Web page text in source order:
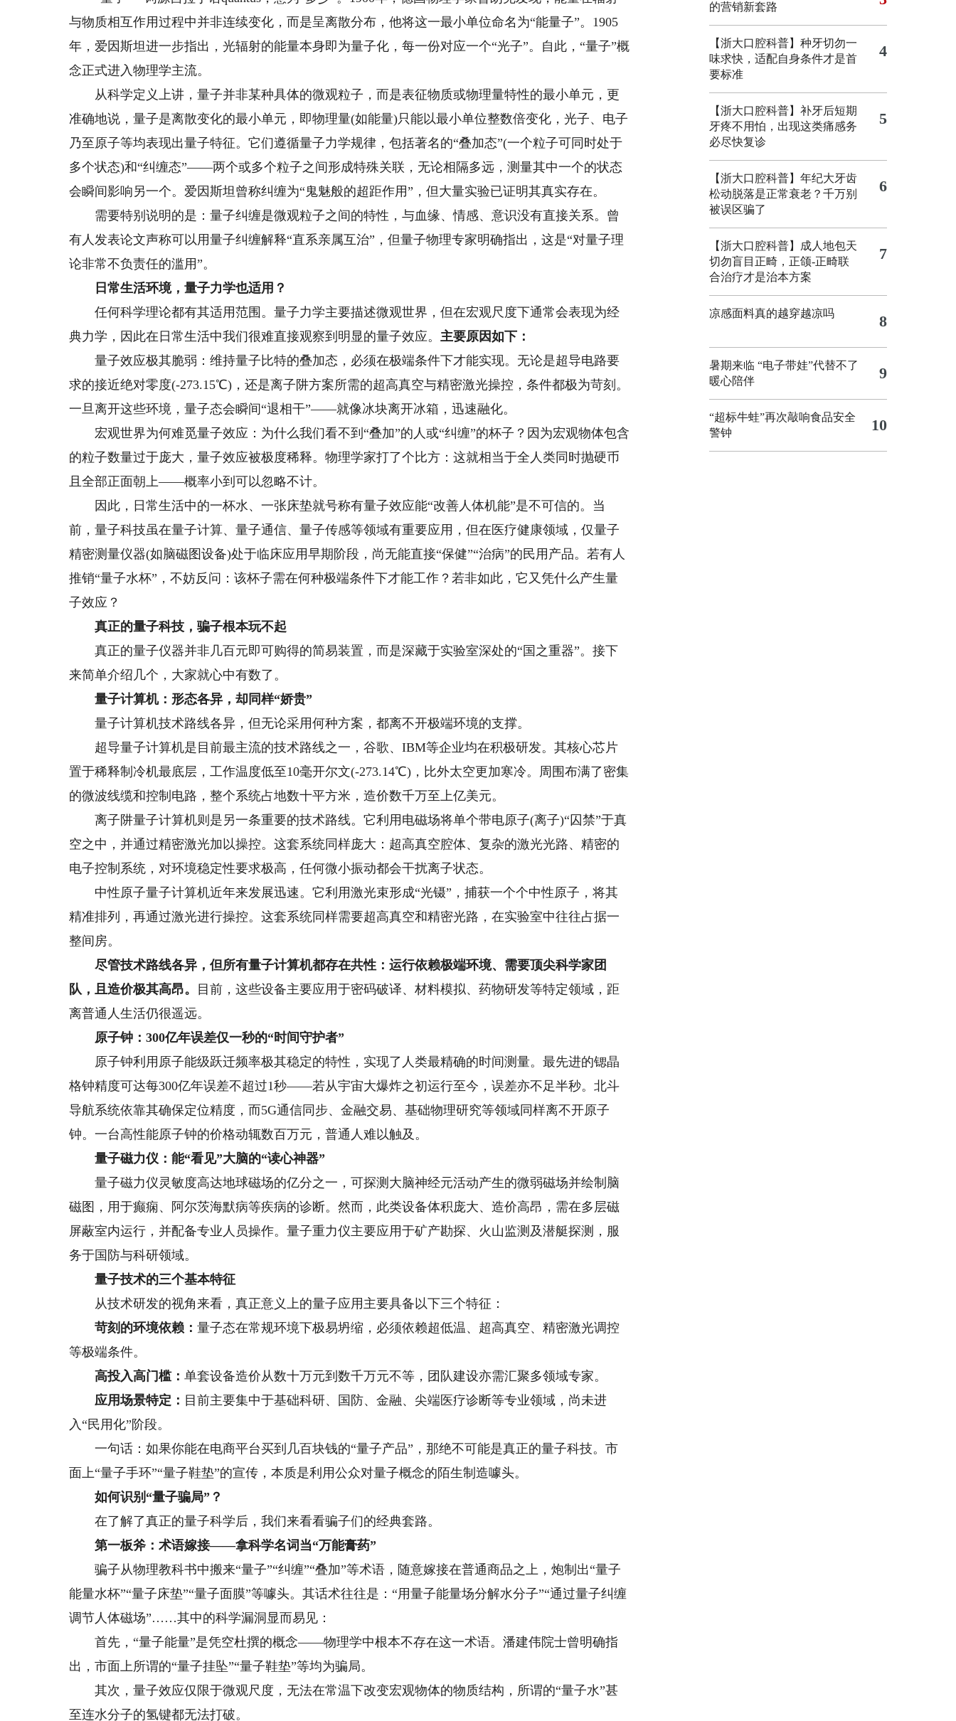
与物质相互作用过程中并非连续变化，而是呈离散分布，他将这一最小单位命名为“能量子”。1905
年，爱因斯坦进一步指出，光辐射的能量本身即为量子化，每一份对应一个“光子”。自此，“量子”概
念正式进入物理学主流。
从科学定义上讲，量子并非某种具体的微观粒子，而是表征物质或物理量特性的最小单元，更
准确地说，量子是离散变化的最小单元，即物理量(如能量)只能以最小单位整数倍变化，光子、电子
乃至原子等均表现出量子特征。它们遵循量子力学规律，包括著名的“叠加态”(一个粒子可同时处于
多个状态)和“纠缠态”——两个或多个粒子之间形成特殊关联，无论相隔多远，测量其中一个的状态
会瞬间影响另一个。爱因斯坦曾称纠缠为“鬼魅般的超距作用”，但大量实验已证明其真实存在。
需要特别说明的是：量子纠缠是微观粒子之间的特性，与血缘、情感、意识没有直接关系。曾
有人发表论文声称可以用量子纠缠解释“直系亲属互治”，但量子物理专家明确指出，这是“对量子理
论非常不负责任的滥用”。
日常生活环境，量子力学也适用？
任何科学理论都有其适用范围。量子力学主要描述微观世界，但在宏观尺度下通常会表现为经
典力学，因此在日常生活中我们很难直接观察到明显的量子效应。主要原因如下 ：
量子效应极其脆弱：维持量子比特的叠加态，必须在极端条件下才能实现。无论是超导电路要
求的接近绝对零度(-273.15℃)，还是离子阱方案所需的超高真空与精密激光操控，条件都极为苛刻。
一旦离开这些环境，量子态会瞬间“退相干”——就像冰块离开冰箱，迅速融化。
宏观世界为何难觅量子效应：为什么我们看不到“叠加”的人或“纠缠”的杯子？因为宏观物体包含
的粒子数量过于庞大，量子效应被极度稀释。物理学家打了个比方：这就相当于全人类同时抛硬币
且全部正面朝上——概率小到可以忽略不计。
因此，日常生活中的一杯水、一张床垫就号称有量子效应能“改善人体机能”是不可信的。当
前，量子科技虽在量子计算、量子通信、量子传感等领域有重要应用，但在医疗健康领域，仅量子
精密测量仪器(如脑磁图设备)处于临床应用早期阶段，尚无能直接“保健”“治病”的民用产品。若有人
推销“量子水杯”，不妨反问：该杯子需在何种极端条件下才能工作？若非如此，它又凭什么产生量
子效应？
真正的量子科技，骗子根本玩不起
真正的量子仪器并非几百元即可购得的简易装置，而是深藏于实验室深处的“国之重器”。接下
来简单介绍几个，大家就心中有数了。
量子计算机：形态各异，却同样“娇贵”
量子计算机技术路线各异，但无论采用何种方案，都离不开极端环境的支撑。
超导量子计算机是目前最主流的技术路线之一，谷歌、IBM等企业均在积极研发。其核心芯片
置于稀释制冷机最底层，工作温度低至10毫开尔文(-273.14℃)，比外太空更加寒冷。周围布满了密集
的微波线缆和控制电路，整个系统占地数十平方米，造价数千万至上亿美元。
离子阱量子计算机则是另一条重要的技术路线。它利用电磁场将单个带电原子(离子)“囚禁”于真
空之中，并通过精密激光加以操控。这套系统同样庞大：超高真空腔体、复杂的激光光路、精密的
电子控制系统，对环境稳定性要求极高，任何微小振动都会干扰离子状态。
中性原子量子计算机近年来发展迅速。它利用激光束形成“光镊”，捕获一个个中性原子，将其
精准排列，再通过激光进行操控。这套系统同样需要超高真空和精密光路，在实验室中往往占据一
整间房。
尽管技术路线各异，但所有量子计算机都存在共性：运行依赖极端环境、需要顶尖科学家团
队，且造价极其高昂。
目前，这些设备主要应用于密码破译、材料模拟、药物研发等特定领域，距
离普通人生活仍很遥远。
原子钟：300亿年误差仅一秒的“时间守护者”
原子钟利用原子能级跃迁频率极其稳定的特性，实现了人类最精确的时间测量。最先进的锶晶
格钟精度可达每300亿年误差不超过1秒——若从宇宙大爆炸之初运行至今，误差亦不足半秒。北斗
导航系统依靠其确保定位精度，而5G通信同步、金融交易、基础物理研究等领域同样离不开原子
钟。一台高性能原子钟的价格动辄数百万元，普通人难以触及。
量子磁力仪：能“看见”大脑的“读心神器”
量子磁力仪灵敏度高达地球磁场的亿分之一，可探测大脑神经元活动产生的微弱磁场并绘制脑
磁图，用于癫痫、阿尔茨海默病等疾病的诊断。然而，此类设备体积庞大、造价高昂，需在多层磁
屏蔽室内运行，并配备专业人员操作。量子重力仪主要应用于矿产勘探、火山监测及潜艇探测，服
务于国防与科研领域。
量子技术的三个基本特征
从技术研发的视角来看，真正意义上的量子应用主要具备以下三个特征：
苛刻的环境依赖：量子态在常规环境下极易坍缩，必须依赖超低温、超高真空、精密激光调控
等极端条件。
高投入高门槛：单套设备造价从数十万元到数千万元不等，团队建设亦需汇聚多领域专家。
应用场景特定： 目前主要集中于基础科研、国防、金融、尖端医疗诊断等专业领域，尚未进
入“民用化”阶段。
一句话：如果你能在电商平台买到几百块钱的“量子产品”，那绝不可能是真正的量子科技。市
面上“量子手环”“量子鞋垫”的宣传，本质是利用公众对量子概念的陌生制造噱头。
如何识别“量子骗局”？
在了解了真正的量子科学后，我们来看看骗子们的经典套路。
第一板斧：术语嫁接——拿科学名词当“万能膏药”
骗子从物理教科书中搬来“量子”“纠缠”“叠加”等术语，随意嫁接在普通商品之上，炮制出“量子
能量水杯”“量子床垫”“量子面膜”等噱头。其话术往往是：“用量子能量场分解水分子”“通过量子纠缠
调节人体磁场”……其中的科学漏洞显而易见：
首先，“量子能量”是凭空杜撰的概念——物理学中根本不存在这一术语。潘建伟院士曾明确指
出，市面上所谓的“量子挂坠”“量子鞋垫”等均为骗局。
其次，量子效应仅限于微观尺度，无法在常温下改变宏观物体的物质结构，所谓的“量子水”甚
至连水分子的氢键都无法打破。
的营销新套路
【浙大口腔科普】种牙切勿一
味求快，适配自身条件才是首
要标准
4
【浙大口腔科普】补牙后短期
牙疼不用怕，出现这类痛感务
必尽快复诊
5
【浙大口腔科普】年纪大牙齿
松动脱落是正常衰老？千万别
被误区骗了
6
【浙大口腔科普】成人地包天
切勿盲目正畸，正颌‑正畸联
合治疗才是治本方案
7
凉感面料真的越穿越凉吗 8
暑期来临 “电子带娃”代替不了
暖心陪伴
9
“超标牛蛙”再次敲响食品安全
警钟
10